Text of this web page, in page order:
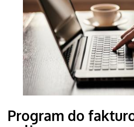
Program do